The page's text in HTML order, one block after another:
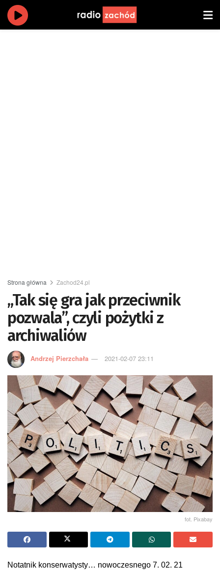
Strona główna Zachod24.pl
„Tak się gra jak przeciwnik
pozwala”, czyli pożytki z
archiwaliów
Andrzej Pierzchała 2021-02-07 23:11
fot. Pixabay
Notatnik konserwatysty… nowoczesnego 7. 02. 21